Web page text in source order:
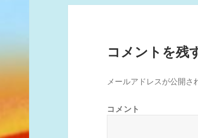
コメントを残
メールアドレスが公開さ
コメント